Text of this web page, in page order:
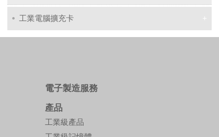
工業電腦擴充卡
電子製造服務
產品
工業級產品